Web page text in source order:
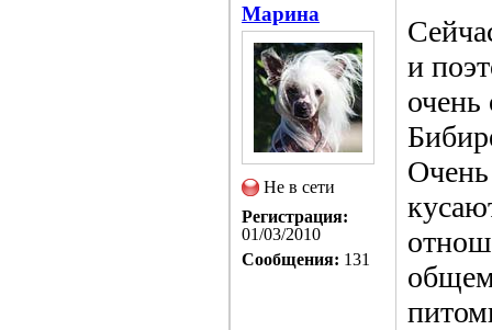
Марина
Не в сети
Регистрация:
01/03/2010
Сообщения: 131
и
очень